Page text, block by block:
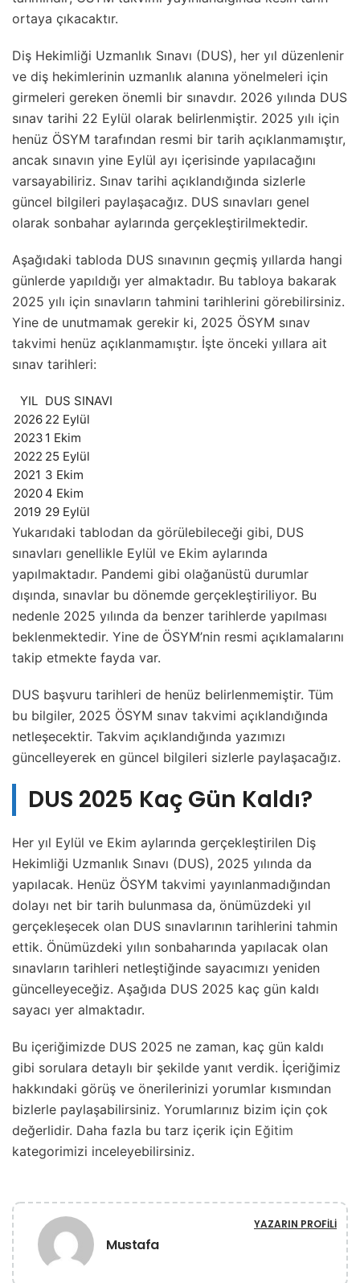
ortaya çıkacaktır.
Diş Hekimliği Uzmanlık Sınavı (DUS), her yıl düzenlenir
ve diş hekimlerinin uzmanlık alanına yönelmeleri için
girmeleri gereken önemli bir sınavdır. 2026 yılında DUS
sınav tarihi 22 Eylül olarak belirlenmiştir. 2025 yılı için
henüz ÖSYM tarafından resmi bir tarih açıklanmamıştır,
ancak sınavın yine Eylül ayı içerisinde yapılacağını
varsayabiliriz. Sınav tarihi açıklandığında sizlerle
güncel bilgileri paylaşacağız. DUS sınavları genel
olarak sonbahar aylarında gerçekleştirilmektedir.
Aşağıdaki tabloda DUS sınavının geçmiş yıllarda hangi
günlerde yapıldığı yer almaktadır. Bu tabloya bakarak
2025 yılı için sınavların tahmini tarihlerini görebilirsiniz.
Yine de unutmamak gerekir ki, 2025 ÖSYM sınav
takvimi henüz açıklanmamıştır. İşte önceki yıllara ait
sınav tarihleri:
YIL DUS SINAVI
2026 22 Eylül
2023 1 Ekim
2022 25 Eylül
2021 3 Ekim
20204 Ekim
2019 29 Eylül
Yukarıdaki tablodan da görülebileceği gibi, DUS
sınavları genellikle Eylül ve Ekim aylarında
yapılmaktadır. Pandemi gibi olağanüstü durumlar
dışında, sınavlar bu dönemde gerçekleştiriliyor. Bu
nedenle 2025 yılında da benzer tarihlerde yapılması
beklenmektedir. Yine de ÖSYM’nin resmi açıklamalarını
takip etmekte fayda var.
DUS başvuru tarihleri de henüz belirlenmemiştir. Tüm
bu bilgiler, 2025 ÖSYM sınav takvimi açıklandığında
netleşecektir. Takvim açıklandığında yazımızı
güncelleyerek en güncel bilgileri sizlerle paylaşacağız.
DUS 2025 Kaç Gün Kaldı?
Her yıl Eylül ve Ekim aylarında gerçekleştirilen Diş
Hekimliği Uzmanlık Sınavı (DUS), 2025 yılında da
yapılacak. Henüz ÖSYM takvimi yayınlanmadığından
dolayı net bir tarih bulunmasa da, önümüzdeki yıl
gerçekleşecek olan DUS sınavlarının tarihlerini tahmin
ettik. Önümüzdeki yılın sonbaharında yapılacak olan
sınavların tarihleri netleştiğinde sayacımızı yeniden
güncelleyeceğiz. Aşağıda DUS 2025 kaç gün kaldı
sayacı yer almaktadır.
Bu içeriğimizde DUS 2025 ne zaman, kaç gün kaldı
gibi sorulara detaylı bir şekilde yanıt verdik. İçeriğimiz
hakkındaki görüş ve önerilerinizi yorumlar kısmından
bizlerle paylaşabilirsiniz. Yorumlarınız bizim için çok
değerlidir. Daha fazla bu tarz içerik için Eğitim
kategorimizi inceleyebilirsiniz.
Mustafa
YAZARIN PROFILI